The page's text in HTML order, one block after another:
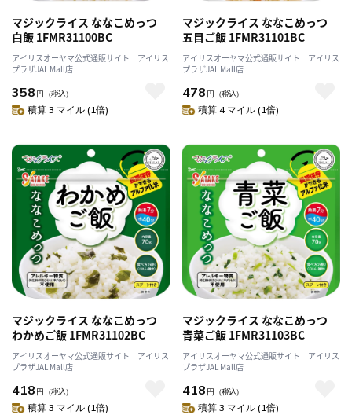
マジックライス ななこめっつ
白飯 1FMR31100BC
アイリスオーヤマ公式通販サイト アイリス
プラザJAL Mall店
358 円 （税込）
積算 3 マイル (1倍)
マジックライス ななこめっつ
五目ご飯 1FMR31101BC
アイリスオーヤマ公式通販サイト アイリス
プラザJAL Mall店
478 円 （税込）
積算 4 マイル (1倍)
マジックライス ななこめっつ
わかめご飯 1FMR31102BC
アイリスオーヤマ公式通販サイト アイリス
プラザJAL Mall店
418 円 （税込）
積算 3 マイル (1倍)
マジックライス ななこめっつ
青菜ご飯 1FMR31103BC
アイリスオーヤマ公式通販サイト アイリス
プラザJAL Mall店
418 円 （税込）
積算 3 マイル (1倍)